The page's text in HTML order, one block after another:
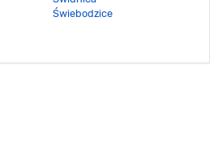
Świebodzice